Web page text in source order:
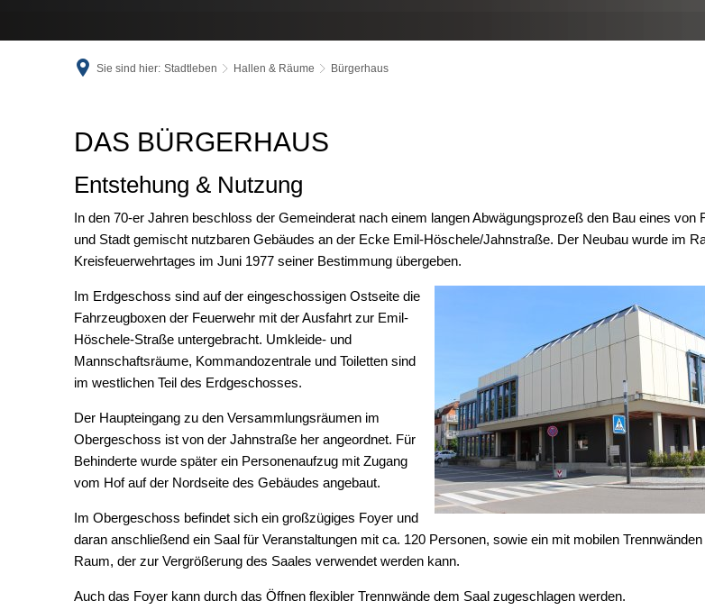
Sie sind hier: Stadtleben Hallen & Räume Bürgerhaus
BürgerhausDAS BÜRGERHAUS
Entstehung & Nutzung
In den 70-er Jahren beschloss der Gemeinderat nach einem langen Abwägungsprozeß den Bau eines von
und Stadt gemischt nutzbaren Gebäudes an der Ecke Emil-Höschele/Jahnstraße. Der Neubau wurde im
Kreisfeuerwehrtages im Juni 1977 seiner Bestimmung übergeben.
Im Erdgeschoss sind auf der eingeschossigen Ostseite die
Fahrzeugboxen der Feuerwehr mit der Ausfahrt zur Emil-
Höschele-Straße untergebracht. Umkleide- und
Mannschaftsräume, Kommandozentrale und Toiletten sind
im westlichen Teil des Erdgeschosses.
Der Haupteingang zu den Versammlungsräumen im
Obergeschoss ist von der Jahnstraße her angeordnet. Für
Behinderte wurde später ein Personenaufzug mit Zugang
vom Hof auf der Nordseite des Gebäudes angebaut.
Im Obergeschoss befindet sich ein großzügiges Foyer und
daran anschließend ein Saal für Veranstaltungen mit ca. 120 Personen, sowie ein mit mobilen
Raum, der zur Vergrößerung des Saales verwendet werden kann.
Auch das Foyer kann durch das Öffnen flexibler Trennwände dem Saal zugeschlagen werden.